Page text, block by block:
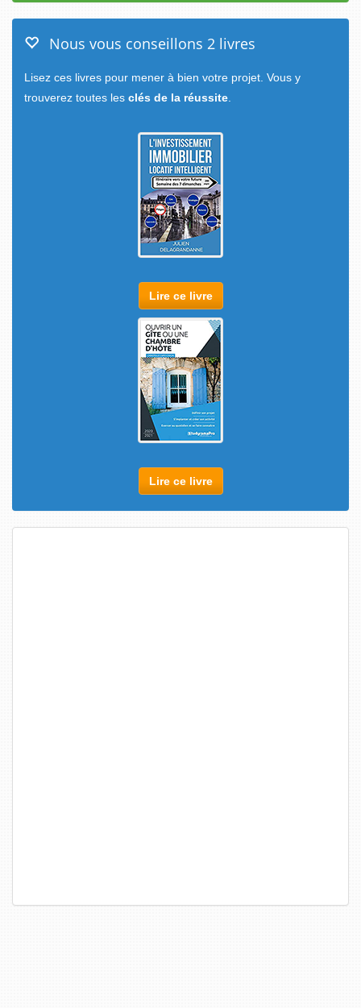
Nous vous conseillons 2 livres
Lisez ces livres pour mener à bien votre projet. Vous y
trouverez toutes les clés de la réussite
Lire ce livre
Lire ce livre